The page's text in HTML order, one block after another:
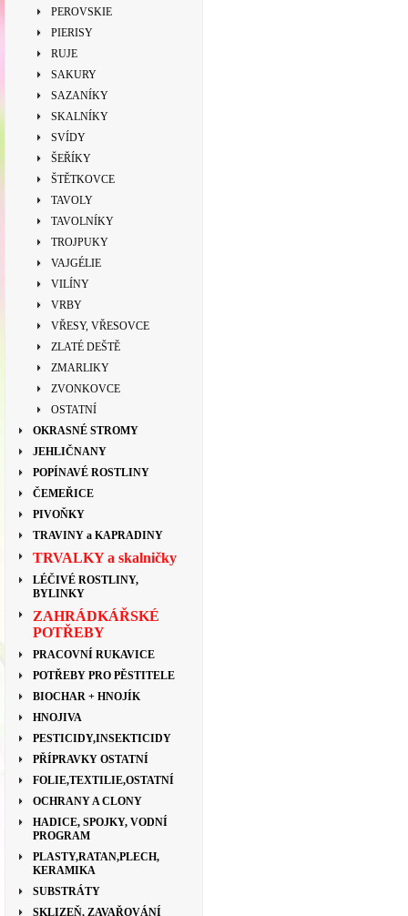
PEROVSKIE
PIERISY
RUJE
SAKURY
SAZANÍKY
SKALNÍKY
SVÍDY
ŠEŘÍKY
ŠTĚTKOVCE
TAVOLY
TAVOLNÍKY
TROJPUKY
VAJGÉLIE
VILÍNY
VRBY
VŘESY, VŘESOVCE
ZLATÉ DEŠTĚ
ZMARLIKY
ZVONKOVCE
OSTATNÍ
OKRASNÉ STROMY
JEHLIČNANY
POPÍNAVÉ ROSTLINY
ČEMEŘICE
PIVOŇKY
TRAVINY a KAPRADINY
TRVALKY a skalničky
LÉČIVÉ ROSTLINY,
BYLINKY
ZAHRÁDKÁŘSKÉ
POTŘEBY
PRACOVNÍ RUKAVICE
POTŘEBY PRO PĚSTITELE
BIOCHAR + HNOJÍK
HNOJIVA
PESTICIDY,INSEKTICIDY
PŘÍPRAVKY OSTATNÍ
FOLIE,TEXTILIE,OSTATNÍ
OCHRANY A CLONY
HADICE, SPOJKY, VODNÍ
PROGRAM
PLASTY,RATAN,PLECH,
KERAMIKA
SUBSTRÁTY
SKLIZEŇ, ZAVAŘOVÁNÍ